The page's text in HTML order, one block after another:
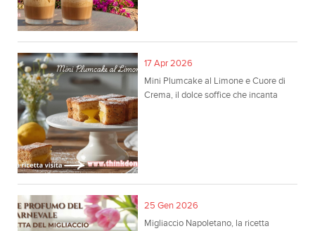
17 Apr 2026
Mini Plumcake al Limone e Cuore di
Crema, il dolce soffice che incanta
25 Gen 2026
Migliaccio Napoletano, la ricetta